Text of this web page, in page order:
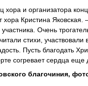
хора и организатора
хора Кристина
. Очень
стихи,
Пусть благодать
согревает сердца еще
благочиния,